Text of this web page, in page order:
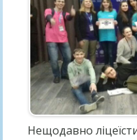
Нещодавно